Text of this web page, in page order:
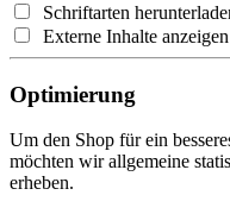
Schriftarten
Externe Inhalte
Optimierung
Um den Shop für ein
möchten wir allgemeine
erheben.